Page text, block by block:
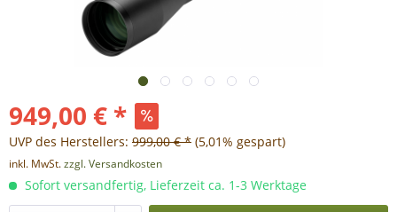
949,00 € *
UVP des Herstellers: 999,00 € * (5,01% gespart)
inkl. MwSt.zzgl. Versandkosten
Sofort versandfertig, Lieferzeit ca. 1-3 Werktage